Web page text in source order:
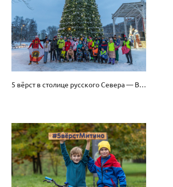
5 вёрст в столице русского Севера — Вологде, 03.01.26